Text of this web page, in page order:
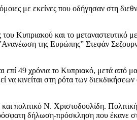
με εκείνες που οδήγησαν στη
του Κυπριακού και το
της Ευρώπης” Στεφάν
49 χρόνια το Κυπριακό, μετά από
να κινείται στη ρότα των
πολιτικό Ν. Χριστοδουλίδη.
δήλωση-πρόσκληση που έκανε